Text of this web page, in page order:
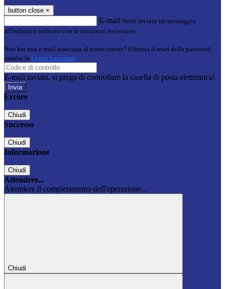
button close ×
E-mail Verrà inviato un messaggio
all'indirizzo indicato con le istruzioni necessarie.
Non hai una e-mail associata al nome utente? Effettua il reset della password
tramite la Login Spaggiari
E-mail inviata, si prega di controllare la casella di posta elettronica!
Errore
Chiudi
Successo
Chiudi
Informazione
Chiudi
Attendere...
Attendere il completamento dell'operazione...
Chiudi